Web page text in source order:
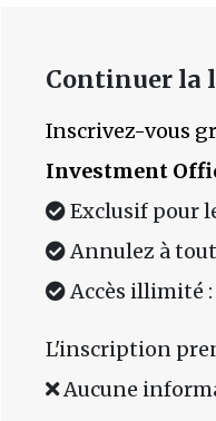
Continuer la
Inscrivez-vous
Investment
Exclusif pour
Annulez à
Accès illimité
L'inscription
Aucune